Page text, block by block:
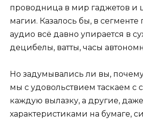
проводница в мир гаджетов и
магии. Казалось бы, в сегменте
аудио всё давно упирается в
децибелы, ватты, часы
Но задумывались ли вы,
мы с удовольствием таскаем с
каждую вылазку, а другие,
характеристиками на бумаге,